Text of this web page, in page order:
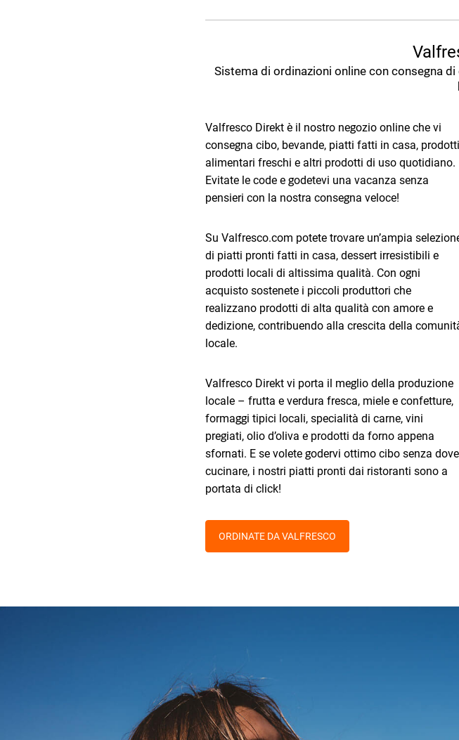
Sistema di ordinazioni online con consegna
Valfresco Direkt è il nostro negozio online che vi
consegna cibo, bevande, piatti fatti in casa, prodotti
alimentari freschi e altri prodotti di uso quotidiano.
Evitate le code e godetevi una vacanza senza
pensieri con la nostra consegna veloce!
Su Valfresco.com potete trovare un’ampia
di piatti pronti fatti in casa, dessert irresistibili e
prodotti locali di altissima qualità. Con ogni
acquisto sostenete i piccoli produttori che
realizzano prodotti di alta qualità con amore e
dedizione, contribuendo alla crescita della
locale.
Valfresco Direkt vi porta il meglio della produzione
locale – frutta e verdura fresca, miele e confetture,
formaggi tipici locali, specialità di carne, vini
pregiati, olio d’oliva e prodotti da forno appena
sfornati. E se volete godervi ottimo cibo senza
cucinare, i nostri piatti pronti dai ristoranti sono a
portata di click!
ORDINATE DA VALFRESCO